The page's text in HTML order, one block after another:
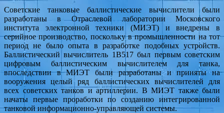
Советские танковые баллистические вычислители были
разработаны в Отраслевой лаборатории Московского
института электронной техники (МИЭТ) и внедрены в
серийное производство, поскольку в промышленности на тот
период не было опыта в разработке подобных устройств.
Баллистический вычислитель 1В517 был первым советским
цифровым баллистическим вычислителем для танка,
впоследствии в МИЭТ были разработаны и приняты на
вооружения целый ряд баллистических вычислителей для
всех советских танков и артиллерии. В МИЭТ также были
начаты первые проработки по созданию интегрированной
танковой информационно-управляющей системы.